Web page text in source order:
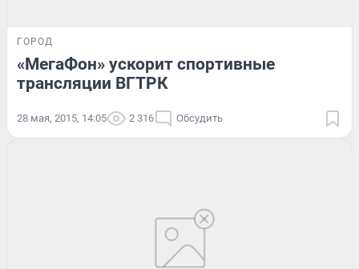
ГОРОД
«МегаФон» ускорит спортивные
трансляции ВГТРК
28 мая, 2015, 14:05 2 316 Обсудить